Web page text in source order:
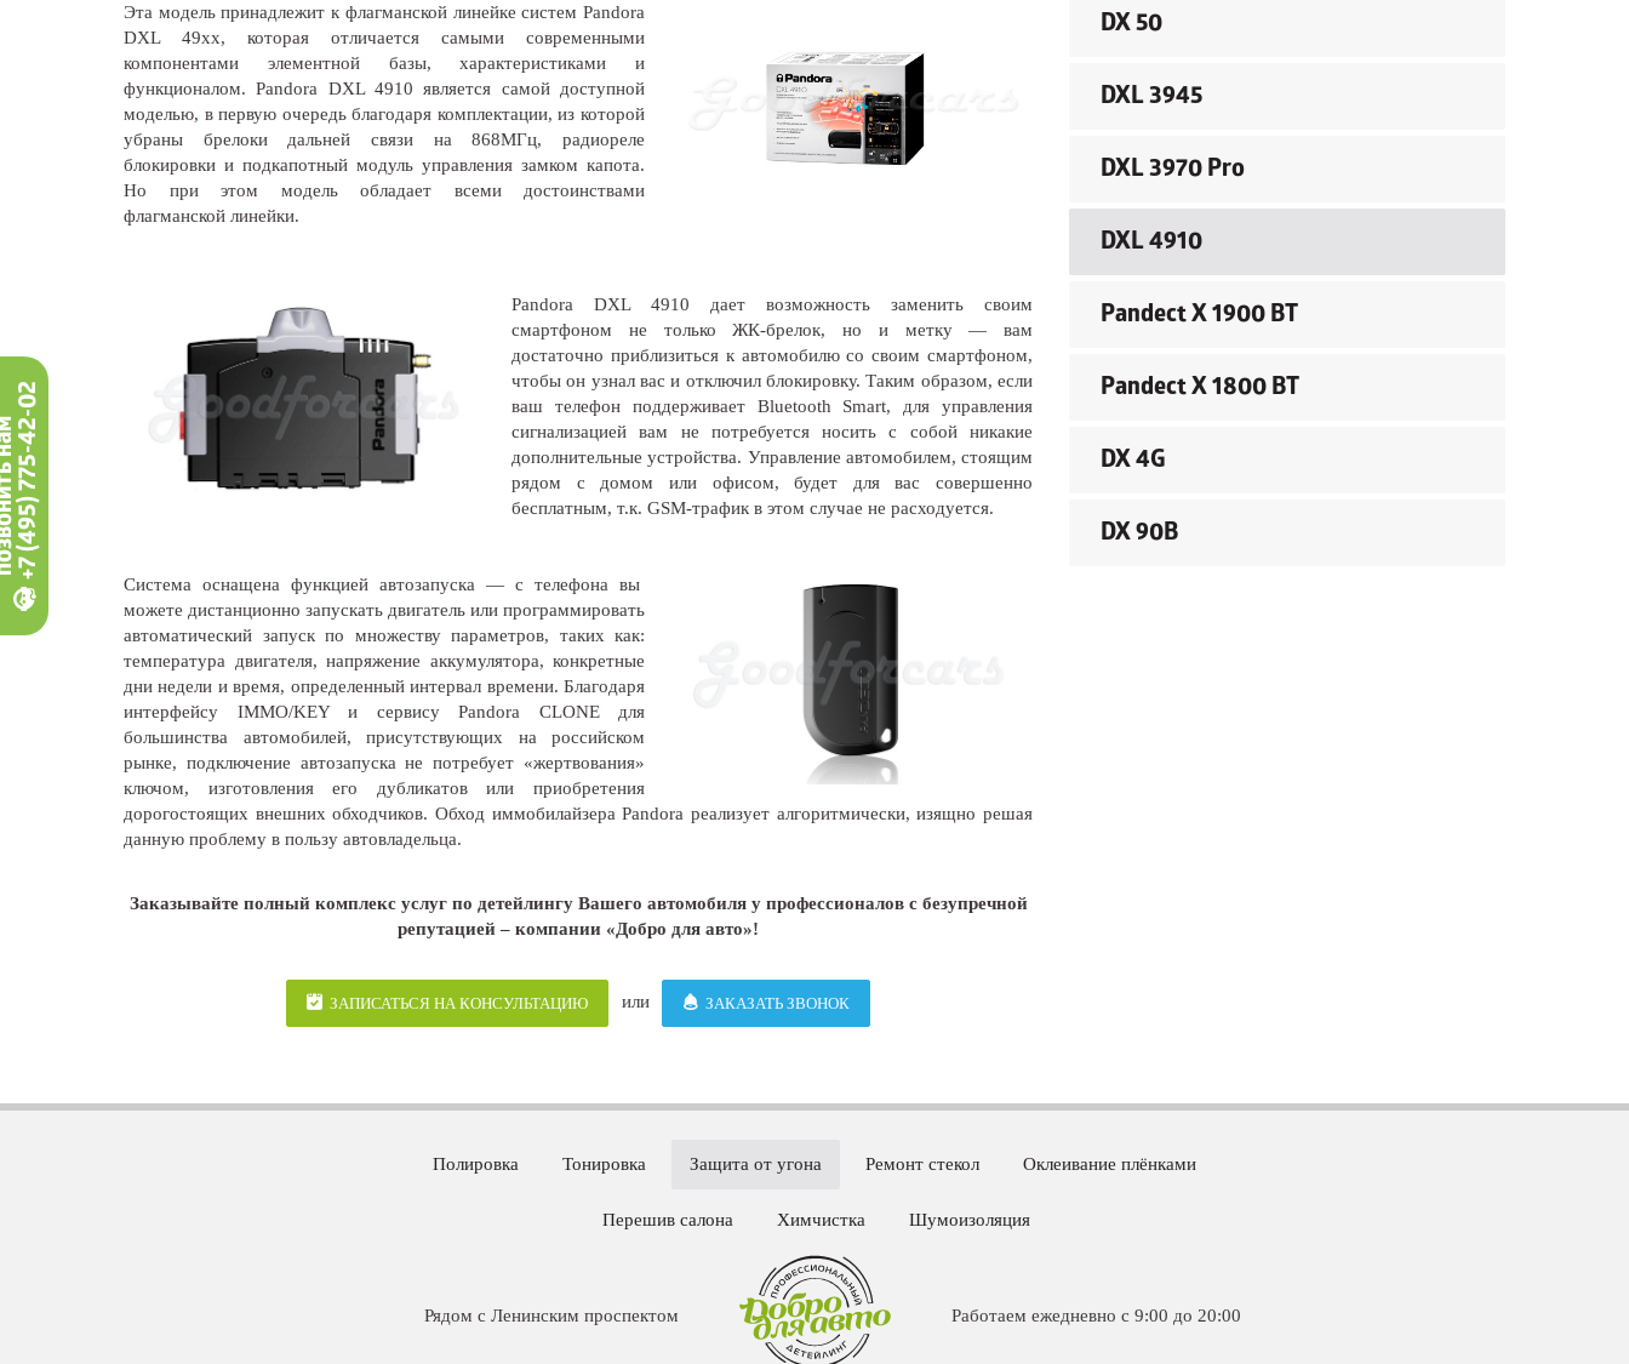
нам+7 (495) 775-42-02
DX 50
DXL 3945
DXL 3970 Pro
DXL 4910
Pandect X 1900 BT
Pandect X 1800 BT
DX 4G
DX 90B
Эта модель принадлежит к флагманской линейке систем Pandora
DXL 49хх, которая отличается самыми современными
компонентами элементной базы, характеристиками и
функционалом. Pandora DXL 4910 является самой доступной
моделью, в первую очередь благодаря комплектации, из которой
убраны брелоки дальней связи на 868МГц, радиореле
блокировки и подкапотный модуль управления замком капота.
Но при этом модель обладает всеми достоинствами
флагманской линейки.
Pandora DXL 4910 дает возможность заменить своим
смартфоном не только ЖК-брелок, но и метку — вам
достаточно приблизиться к автомобилю со своим смартфоном,
чтобы он узнал вас и отключил блокировку. Таким образом, если
ваш телефон поддерживает Bluetooth Smart, для управления
сигнализацией вам не потребуется носить с собой никакие
дополнительные устройства. Управление автомобилем, стоящим
рядом с домом или офисом, будет для вас совершенно
бесплатным, т.к. GSM-трафик в этом случае не расходуется.
Система оснащена функцией автозапуска — с телефона вы
можете дистанционно запускать двигатель или программировать
автоматический запуск по множеству параметров, таких как:
температура двигателя, напряжение аккумулятора, конкретные
дни недели и время, определенный интервал времени. Благодаря
интерфейсу IMMO/KEY и сервису Pandora CLONE для
большинства автомобилей, присутствующих на российском
рынке, подключение автозапуска не потребует «жертвования»
ключом, изготовления его дубликатов или приобретения
дорогостоящих внешних обходчиков. Обход иммобилайзера Pandora реализует алгоритмически, изящно решая
данную проблему в пользу автовладельца.
Заказывайте полный комплекс услуг по детейлингу Вашего автомобиля у профессионалов с безупречной
репутацией – компании «Добро для авто»!
ЗАПИСАТЬСЯ НА КОНСУЛЬТАЦИЮ или ЗАКАЗАТЬ ЗВОНОК
Полировка Тонировка Защита от угона Ремонт стекол Оклеивание плёнками
Перешив салона Химчистка Шумоизоляция
Рядом c Ленинским проспектом Работаем ежедневно c 9:00 до 20:00